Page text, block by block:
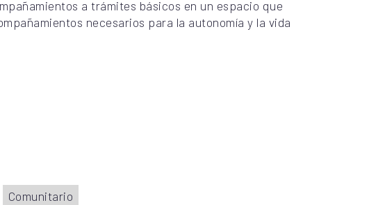
a trámites básicos en un espacio que
necesarios para la autonomía y la vida
Comunitario